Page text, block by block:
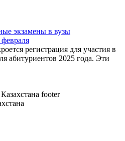
экзамены в вузы
регистрация для участия в
абитуриентов 2025 года. Эти